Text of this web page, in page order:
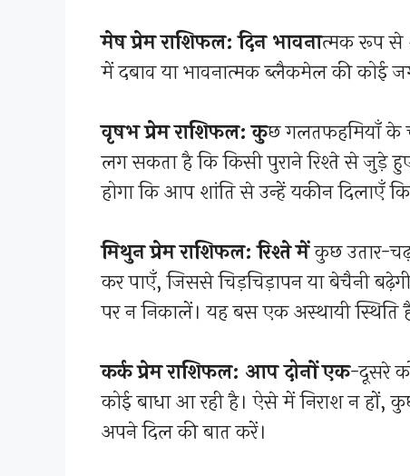
मेष प्रेम राशिफल: दिन भावनात्मक रूप से
में दबाव या भावनात्मक ब्लैकमेल की कोई
वृषभ प्रेम राशिफल: कुछ गलतफहमियाँ के
लग सकता है कि किसी पुराने रिश्ते से
होगा कि आप शांति से उन्हें यकीन दिलाएँ
मिथुन प्रेम राशिफल: रिश्ते मेंकुछ उतार-
कर पाएँ, जिससे चिड़चिड़ापन या बेचैनी
पर न निकालें। यह बस एक अस्थायी स्थिति
कर्क प्रेम राशिफल: आप दोनों एक-दूसरे
कोई बाधा आ रही है। ऐसे में निराश न हों,
अपने दिल की बात करें।